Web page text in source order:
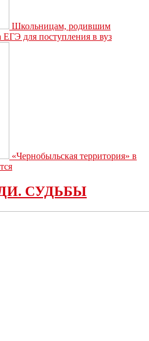
Школьницам, родившим
ЕГЭ для поступления в вуз
«Чернобыльская территория» в
СУДЬБЫ